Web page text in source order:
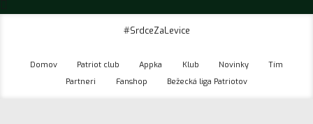
#SrdceZaLevice
Domov Patriot club Appka Klub Novinky
Tím
Partneri
Fanshop Bežecká liga Patriotov